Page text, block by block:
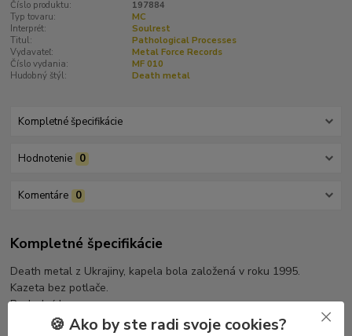
Číslo produktu:
197884
Typ tovaru:
MC
Interprét:
Soulrest
Titul:
Pathological Processes
Vydavateľ:
Metal Force Records
Číslo vydania:
MF 010
Hudobný štýl:
Death metal
Kompletné špecifikácie
Hodnotenie 0
Komentáre 0
Kompletné špecifikácie
Death metal z Ukrajiny, kapela bola založená v roku 1995.
Kazeta bez potlače.
Posledný kus.
🍪 Ako by ste radi svoje cookies?